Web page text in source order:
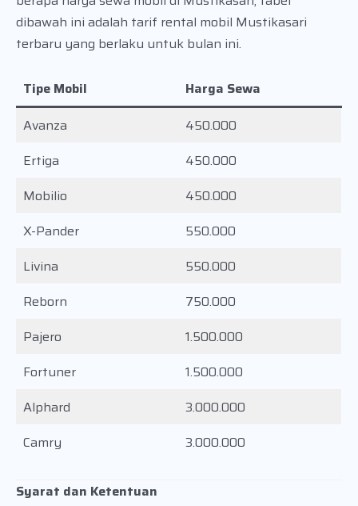
dibawah ini adalah tarif rental mobil Mustikasari
terbaru yang berlaku untuk bulan ini.
Tipe Mobil
Harga Sewa
Avanza
450.000
Ertiga
450.000
Mobilio
450.000
X-Pander
550.000
Livina
550.000
Reborn
750.000
Pajero
1.500.000
Fortuner
1.500.000
Alphard
3.000.000
Camry
3.000.000
Syarat dan Ketentuan